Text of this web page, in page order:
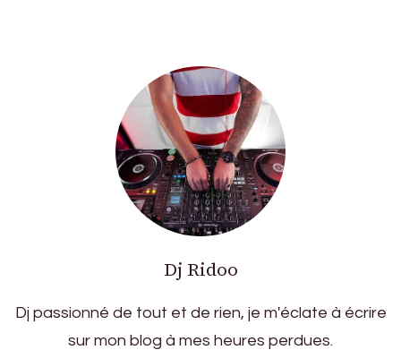
Dj Ridoo
Dj passionné de tout et de rien, je m'éclate à écrire
sur mon blog à mes heures perdues.